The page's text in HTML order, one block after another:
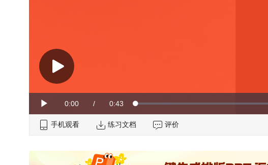
Play Current
Time
0:00 / Duration
0:43 Loaded:
0%
手机观看 练习文档 评价